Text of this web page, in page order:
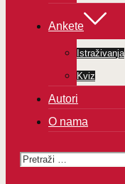
Ankete
Istraživanja
Kviz
Autori
O nama
Pretraži: